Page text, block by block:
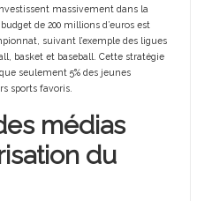
massivement dans la
de 200 millions d’euros est
suivant l’exemple des ligues
basket et baseball. Cette stratégie
seulement 5% des jeunes
sports favoris.
médias
du